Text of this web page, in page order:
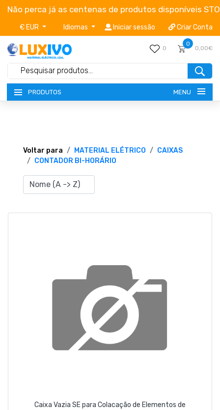
Não perca já as centenas de produtos disponíveis
€ EUR Idiomas Iniciar sessão Criar Conta
0
0
0,00€
PRODUTOS MENU
TERMOS E CONDIÇÕES
geral@luxivo.pt
Voltar para MATERIAL ELÉTRICO
CAIXAS
CONTADOR BI-HORÁRIO
Caixa Vazia SE para Colacação de Elementos de